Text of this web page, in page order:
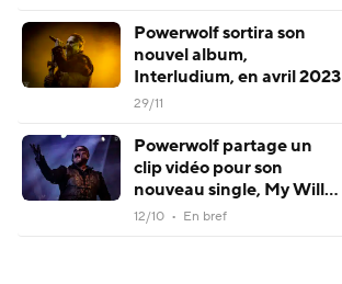
en Belgique et en Suisse)
Powerwolf sortira son
nouvel album,
Interludium, en avril 2023
29/11
Powerwolf partage un
clip vidéo pour son
nouveau single, My Will
Be Done
12/10 • En bref